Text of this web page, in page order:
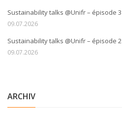
Sustainability talks @Unifr – épisode 3
09.07.2026
Sustainability talks @Unifr – épisode 2
09.07.2026
ARCHIV